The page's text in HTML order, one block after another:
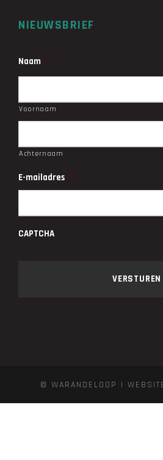
NIEUWSBRIEF
Naam *
Voornaam
Achternaam
E-mailadres *
CAPTCHA
© WARANDELOOP |